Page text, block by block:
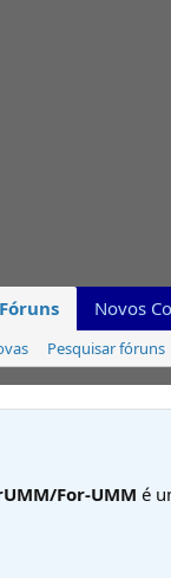
Fóruns Novos
Pesquisar fóruns
For-UMM é